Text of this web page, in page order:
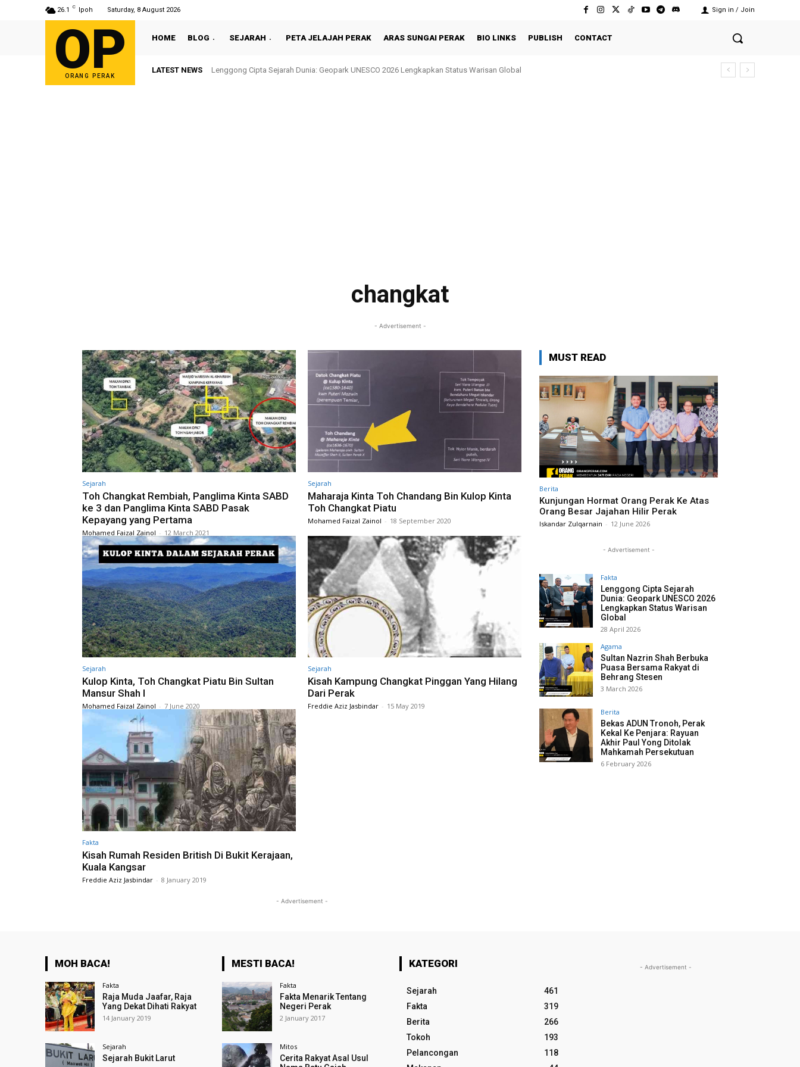
26.1 C Ipoh Saturday, 8 August 2026 Sign in / Join
OP
ORANG PERAK
HOME BLOG SEJARAH PETA JELAJAH PERAK ARAS SUNGAI PERAK BIO LINKS PUBLISH CONTACT
LATEST NEWS Lenggong Cipta Sejarah Dunia: Geopark UNESCO 2026 Lengkapkan Status Warisan Global
Sultan Nazrin Shah Berbuka Puasa Bersama Rakyat di Behrang Stesen
changkat
- Advertisement -
Sejarah
Toh Changkat Rembiah, Panglima Kinta SABD
ke 3 dan Panglima Kinta SABD Pasak
Kepayang yang Pertama
Mohamed Faizal Zainol - 12 March 2021
Sejarah
Maharaja Kinta Toh Chandang Bin Kulop Kinta
Toh Changkat Piatu
Mohamed Faizal Zainol - 18 September 2020
Sejarah
Kulop Kinta, Toh Changkat Piatu Bin Sultan
Mansur Shah I
Mohamed Faizal Zainol - 7 June 2020
Sejarah
Kisah Kampung Changkat Pinggan Yang Hilang
Dari Perak
Freddie Aziz Jasbindar - 15 May 2019
Fakta
Kisah Rumah Residen British Di Bukit Kerajaan,
Kuala Kangsar
Freddie Aziz Jasbindar - 8 January 2019
- Advertisement -
MUST READ
Berita
Kunjungan Hormat Orang Perak Ke Atas
Orang Besar Jajahan Hilir Perak
Iskandar Zulqarnain - 12 June 2026
- Advertisement -
Fakta
Lenggong Cipta Sejarah
Dunia: Geopark UNESCO 2026
Lengkapkan Status Warisan
Global
28 April 2026
Agama
Sultan Nazrin Shah Berbuka
Puasa Bersama Rakyat di
Behrang Stesen
3 March 2026
Berita
Bekas ADUN Tronoh, Perak
Kekal Ke Penjara: Rayuan
Akhir Paul Yong Ditolak
Mahkamah Persekutuan
6 February 2026
MOH BACA!
Fakta
Raja Muda Jaafar, Raja
Yang Dekat Dihati Rakyat
14 January 2019
Sejarah
Sejarah Bukit Larut
MESTI BACA!
Fakta
Fakta Menarik Tentang
Negeri Perak
2 January 2017
Mitos
Cerita Rakyat Asal Usul
KATEGORI
Sejarah
461
Fakta
319
Berita
266
Tokoh
193
Pelancongan
118
- Advertisement -